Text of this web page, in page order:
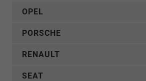
OPEL
PORSCHE
RENAULT
SEAT